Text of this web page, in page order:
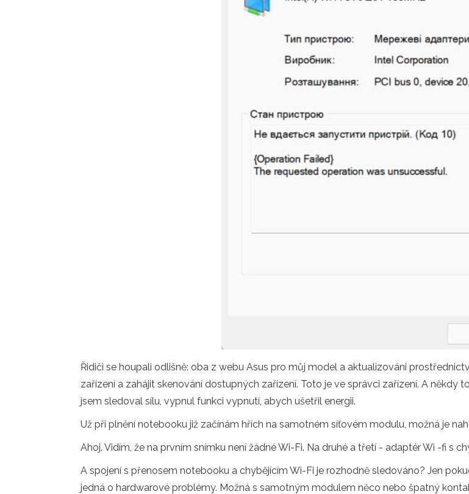
Řidiči se houpali odlišně: oba z webu Asus pro můj model a aktualizováni
zařízení a zahájit skenování dostupných zařízení. Toto je ve správci zařízení. A
jsem sledoval sílu, vypnul funkci vypnutí, abych ušetřil energii.
Už při plnění notebooku již začínám hřích na samotném síťovém modulu, možná je
Ahoj. Vidím, že na prvním snímku není žádné Wi-Fi. Na druhé a třetí - adaptér Wi -fi s
A spojení s přenosem notebooku a chybějícím Wi-Fi je rozhodně sledováno? Jen
jedná o hardwarové problémy. Možná s samotným modulem něco nebo špatný